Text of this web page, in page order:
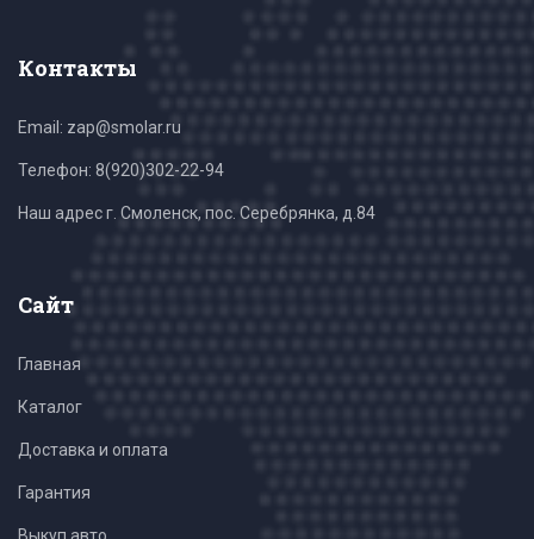
Контакты
Email: zap@smolar.ru
Телефон: 8(920)302-22-94
Наш адрес г. Смоленск, пос. Серебрянка, д.84
Сайт
Главная
Каталог
Доставка и оплата
Гарантия